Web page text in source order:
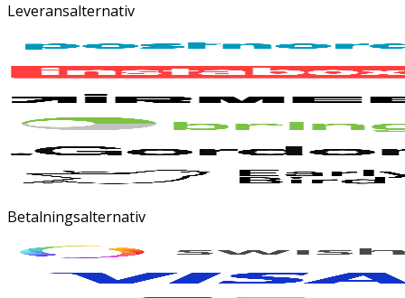
Leveransalternativ
Betalningsalternativ